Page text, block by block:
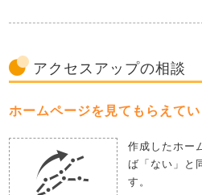
アクセスアップの相談
ホームページを見てもらえて
作成したホー
ば「ない」と
す。